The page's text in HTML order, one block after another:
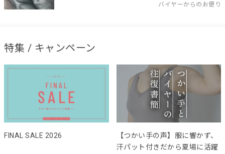
バイヤーからのお便り
特集 / キャンペーン
FINAL SALE 2026
【つかい手の声】服に響かず、
汗パット付きだから夏場に活躍